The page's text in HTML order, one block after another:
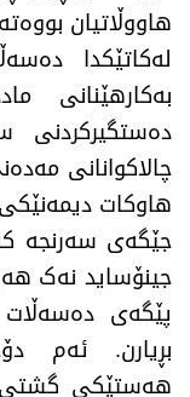
هاووڵاتیان
لەکاتێکدا
بەکارهێنانی
چالاکوانانی
هاوکات دیمەنێکی
​جێگەی سەرنجە کە
جینۆساید نەک
پێگەی
بڕیارن. ئەم
هەستێکی گشتی